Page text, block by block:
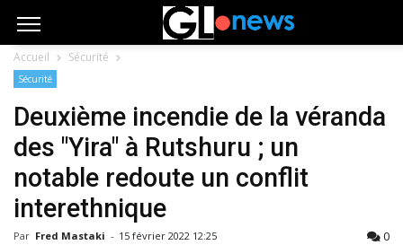
Accueil Sécurité
Sécurité
Deuxième incendie de la véranda
des "Yira" à Rutshuru ; un
notable redoute un conflit
interethnique
Par Fred Mastaki - 15 février 2022 12:25 0